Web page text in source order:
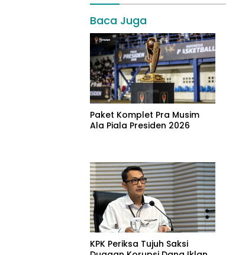
Baca Juga
Paket Komplet Pra Musim
Ala Piala Presiden 2026
KPK Periksa Tujuh Saksi